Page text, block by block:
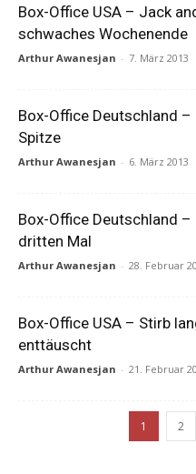
Box-Office USA – Jack
schwaches Wochenende
Arthur Awanesjan - 7. März 2013
Box-Office Deutschland
Spitze
Arthur Awanesjan - 6. März 2013
Box-Office Deutschland
dritten Mal
Arthur Awanesjan - 28. Februar
Box-Office USA – Stirb
enttäuscht
Arthur Awanesjan - 21. Februar
1 2